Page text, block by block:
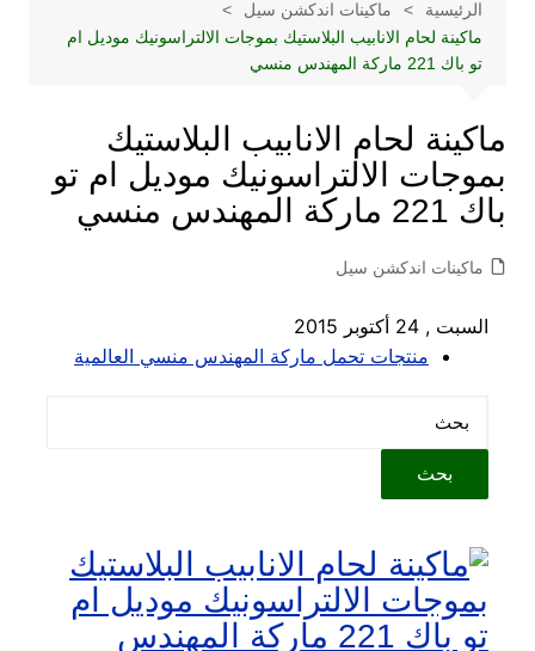
الرئيسية
ماكينات اندكشن سيل
ماكينة لحام الانابيب البلاستيك بموجات الالتراسونيك موديل ام
تو باك 221 ماركة المهندس منسي
ماكينة لحام الانابيب البلاستيك
بموجات الالتراسونيك موديل ام تو
باك 221 ماركة المهندس منسي
ماكينات اندكشن سيل
السبت , 24 أكتوبر 2015
منتجات تحمل ماركة المهندس منسي العالمية